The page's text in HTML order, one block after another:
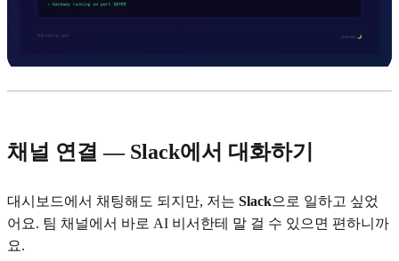
채널 연결 — Slack에서 대화하기
대시보드에서 채팅해도 되지만, 저는 Slack으로 일하고 싶었
어요. 팀 채널에서 바로 AI 비서한테 말 걸 수 있으면 편하니까
요.